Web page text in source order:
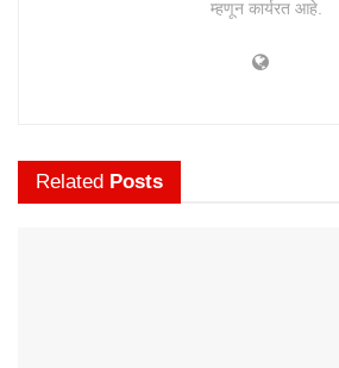
म्हणून कार्यरत आहे.
Related Posts